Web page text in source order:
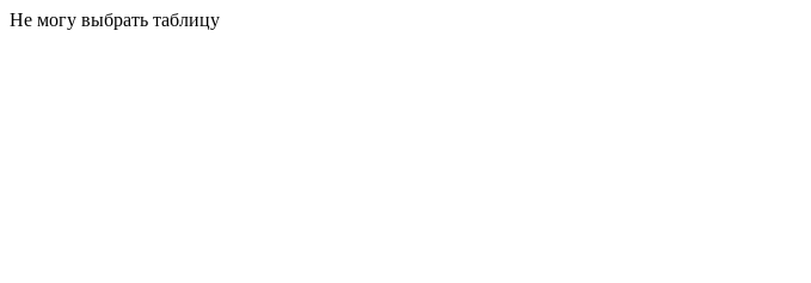
Не могу выбрать таблицу